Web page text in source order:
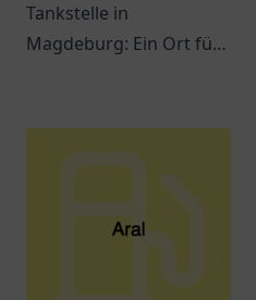
Tankstelle in
Magdeburg: Ein Ort für
Service an der